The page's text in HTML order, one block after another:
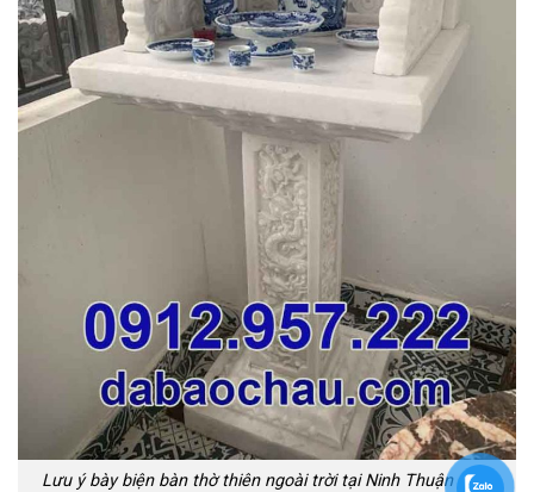
Lưu ý bày biện bàn thờ thiên ngoài trời tại Ninh Thuận Bình